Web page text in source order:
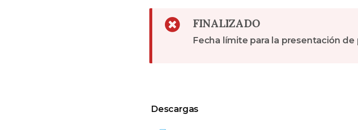
FINALIZADO
Fecha límite para la presentación de
Descargas
Descargas